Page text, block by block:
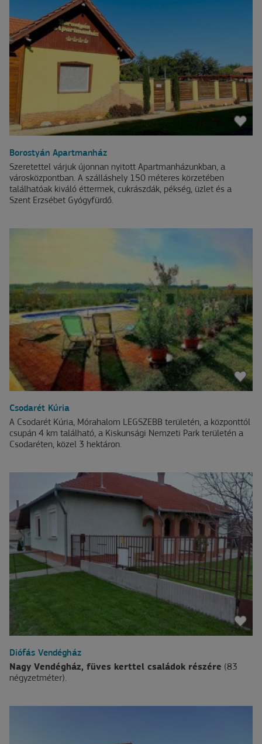
Borostyán Apartmanház
Szeretettel várjuk újonnan nyitott Apartmanházunkban, a
városközpontban. A szálláshely 150 méteres körzetében
találhatóak kiváló éttermek, cukrászdák, pékség, üzlet és a
Szent Erzsébet Gyógyfürdő.
Csodarét Kúria
A Csodarét Kúria, Mórahalom LEGSZEBB területén, a központtól
csupán 4 km található, a Kiskunsági Nemzeti Park területén a
Csodaréten, közel 3 hektáron.
Diófás Vendégház
Nagy Vendégház, füves kerttel családok részére (83
négyzetméter).